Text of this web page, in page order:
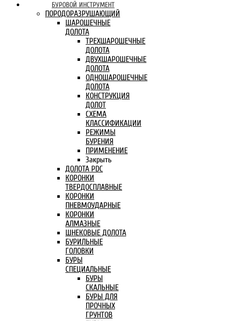
БУРОВОЙ ИНСТРУМЕНТ
ПОРОДОРАЗРУШАЮЩИЙ
ШАРОШЕЧНЫЕ
ДОЛОТА
ТРЕХШАРОШЕЧНЫЕ
ДОЛОТА
ДВУХШАРОШЕЧНЫЕ
ДОЛОТА
ОДНОШАРОШЕЧНЫЕ
ДОЛОТА
КОНСТРУКЦИЯ
ДОЛОТ
СХЕМА
КЛАССИФИКАЦИИ
РЕЖИМЫ
БУРЕНИЯ
ПРИМЕНЕНИЕ
Закрыть
ДОЛОТА PDC
КОРОНКИ
ТВЕРДОСПЛАВНЫЕ
КОРОНКИ
ПНЕВМОУДАРНЫЕ
КОРОНКИ
АЛМАЗНЫЕ
ШНЕКОВЫЕ ДОЛОТА
БУРИЛЬНЫЕ
ГОЛОВКИ
БУРЫ
СПЕЦИАЛЬНЫЕ
БУРЫ
СКАЛЬНЫЕ
БУРЫ ДЛЯ
ПРОЧНЫХ
ГРУНТОВ